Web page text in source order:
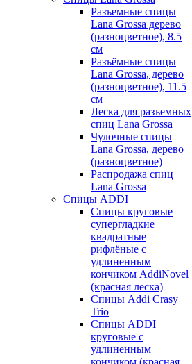
Разъемные спицы
Lana Grossa дерево
(разноцветное), 8.5
см
Разъёмные спицы
Lana Grossa, дерево
(разноцветное), 11.5
см
Леска для разъемных
спиц Lana Grossa
Чулочные спицы
Lana Grossa, дерево
(разноцветное)
Распродажа спиц
Lana Grossa
Спицы ADDI
Спицы круговые
супергладкие
квадратные
рифлёные с
удлиненным
кончиком AddiNovel
(красная леска)
Спицы Addi Crasy
Trio
Спицы ADDI
круговые с
удлиненным
кончиком (красная